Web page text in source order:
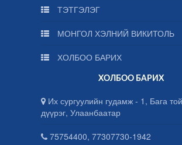
ТЭТГЭЛЭГ
МОНГОЛ ХЭЛНИЙ ВИКИТОЛЬ
ХОЛБОО БАРИХ
ХОЛБОО БАРИХ
Их сургуулийн гудамж - 1, Бага
дүүрэг, Улаанбаатар
75754400, 77307730-1942